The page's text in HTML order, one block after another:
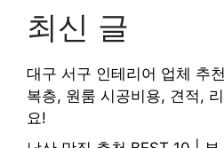
최신 글
대구 서구 인테리어 업체 추
복층, 원룸 시공비용, 견적,
요!